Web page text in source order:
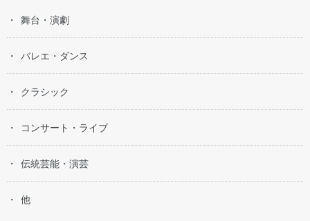
舞台・演劇
バレエ・ダンス
クラシック
コンサート・ライブ
伝統芸能・演芸
他